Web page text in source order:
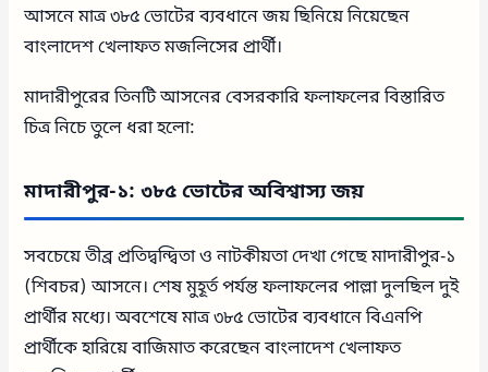
আসনে মাত্র ৩৮৫ ভোটের ব্যবধানে জয় ছিনিয়ে নিয়েছেন
বাংলাদেশ খেলাফত মজলিসের প্রার্থী।
মাদারীপুরের তিনটি আসনের বেসরকারি ফলাফলের বিস্তারিত
চিত্র নিচে তুলে ধরা হলো:
মাদারীপুর-১: ৩৮৫ ভোটের অবিশ্বাস্য জয়
সবচেয়ে তীব্র প্রতিদ্বন্দ্বিতা ও নাটকীয়তা দেখা গেছে মাদারীপুর-১
(শিবচর) আসনে। শেষ মুহূর্ত পর্যন্ত ফলাফলের পাল্লা দুলছিল দুই
প্রার্থীর মধ্যে। অবশেষে মাত্র ৩৮৫ ভোটের ব্যবধানে বিএনপি
প্রার্থীকে হারিয়ে বাজিমাত করেছেন বাংলাদেশ খেলাফত